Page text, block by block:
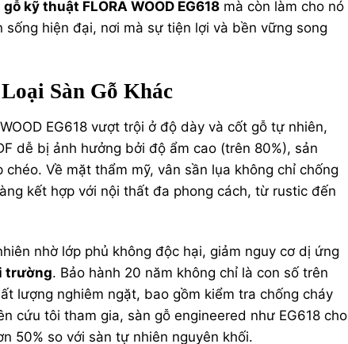
kỹ thuật FLORA WOOD EG618 mà còn làm cho nó
hiện đại, nơi mà sự tiện lợi và bền vững song
Sàn Gỗ Khác
EG618 vượt trội ở độ dày và cốt gỗ tự nhiên,
dễ bị ảnh hưởng bởi độ ẩm cao (trên 80%), sản
Về mặt thẩm mỹ, vân sần lụa không chỉ chống
kết hợp với nội thất đa phong cách, từ rustic đến
nhờ lớp phủ không độc hại, giảm nguy cơ dị ứng
trường. Bảo hành 20 năm không chỉ là con số trên
lượng nghiêm ngặt, bao gồm kiểm tra chống cháy
cứu tôi tham gia, sàn gỗ engineered như EG618 cho
50% so với sàn tự nhiên nguyên khối.